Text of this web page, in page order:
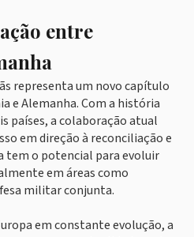
entre
representa um novo capítulo
e Alemanha. Com a história
países, a colaboração atual
em direção à reconciliação e
tem o potencial para evoluir
em áreas como
militar conjunta.
em constante evolução, a